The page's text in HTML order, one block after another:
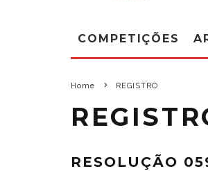
COMPETIÇÕES
Home REGISTRO
RESOLUÇÃO